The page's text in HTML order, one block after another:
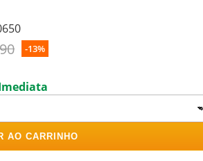
-13%
AO CARRINHO